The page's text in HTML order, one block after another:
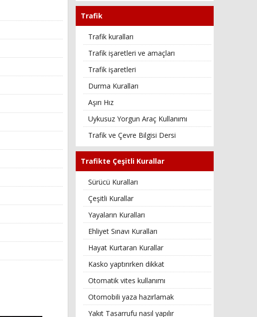
Trafik
Trafik kuralları
Trafik işaretleri ve amaçları
Trafik işaretleri
Durma Kuralları
Aşırı Hız
Uykusuz Yorgun Araç Kullanımı
Trafik ve Çevre Bilgisi Dersi
Trafikte Çeşitli Kurallar
Sürücü Kuralları
Çeşitli Kurallar
Yayaların Kuralları
Ehliyet Sınavı Kuralları
Hayat Kurtaran Kurallar
Kasko yaptırırken dikkat
Otomatik vites kullanımı
Otomobili yaza hazırlamak
Yakıt Tasarrufu nasıl yapılır